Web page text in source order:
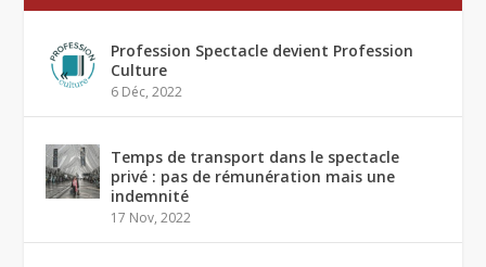
Profession Spectacle devient Profession
Culture
6 Déc, 2022
Temps de transport dans le spectacle
privé : pas de rémunération mais une
indemnité
17 Nov, 2022